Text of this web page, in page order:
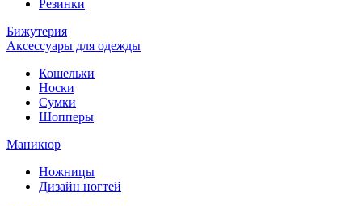
Резинки
Бижутерия
Аксессуары для одежды
Кошельки
Носки
Сумки
Шопперы
Маникюр
Ножницы
Дизайн ногтей